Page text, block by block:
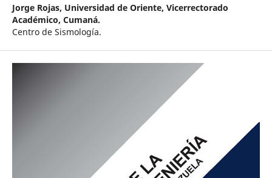
Jorge Rojas, Universidad de Oriente, Vicerrectorado
Académico, Cumaná.
Centro de Sismología.